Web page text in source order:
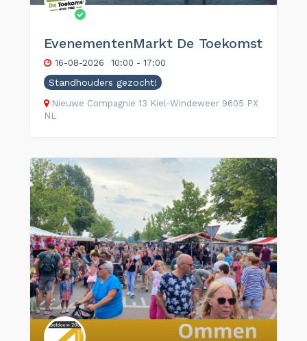
EvenementenMarkt De Toekomst
16-08-2026 10:00 - 17:00
Standhouders gezocht!
Nieuwe Compagnie 13 Kiel-Windeweer 9605 PX
NL